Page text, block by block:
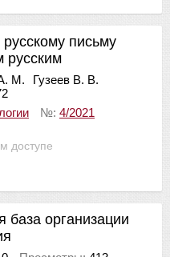
доступе
письму
русским
М.
Гузеев В. В.
№: 4/2021
база организации